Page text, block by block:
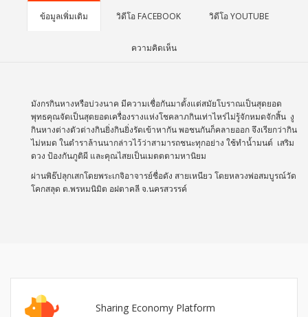
ข้อมูลเพิ่มเติม วิดีโอ FACEBOOK วิดีโอ YOUTUBE
ความคิดเห็น
มังกรกินหางหรือบ่วงนาค มีความเชื่อกันมาตั้งแต่สมัยโบราณเป็นสุดยอด
พุทธคุณจัดเป็นสุดยอดเครื่องรางแห่งโชคลาภกินเท่าไหร่ไม่รู้จักหมดจักสิ้น งู
กินหางต่างตัวต่างกินยิ่งกินยิ่งรัดเข้าหากัน พอชนกันก็คลายออก จึงเรียกว่ากิน
ไม่หมด ในตำราล้านนากล่าวไว้ว่าสามารถชนะทุกอย่าง ใช้ทำน้ำมนต์ เสริม
ดวง ป้องกันภูติผี และคุณไสยเป็นเมตตตามหานิยม
ผ่านพิธ๊ปลุกเสกโดยพระเกจิอาจารย์ชื่อดัง สายเหนียว โดยหลวงพ่อสมบูรณ์วัด
โคกสลุด ต.พรหมนิมิต อฝตาคลี จ.นครสวรรค์
Sharing Economy Platform